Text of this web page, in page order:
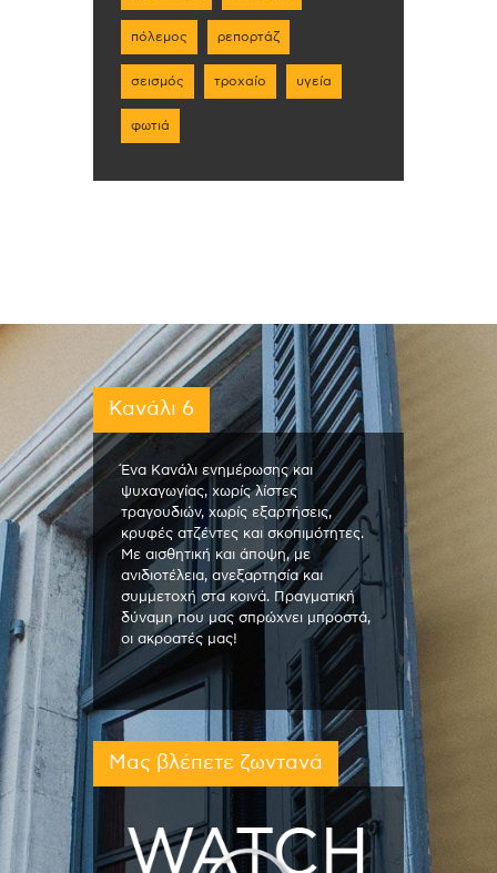
πόλεμος ρεπορτάζ
σεισμός τροχαίο υγεία
φωτιά
Κανάλι 6
Ένα Κανάλι ενημέρωσης και
ψυχαγωγίας, χωρίς λίστες
τραγουδιών, χωρίς εξαρτήσεις,
κρυφές ατζέντες και σκοπιμότητες.
Με αισθητική και άποψη, με
ανιδιοτέλεια, ανεξαρτησία και
συμμετοχή στα κοινά. Πραγματική
δύναμη που μας σπρώχνει μπροστά,
οι ακροατές μας!
Μας βλέπετε ζωντανά